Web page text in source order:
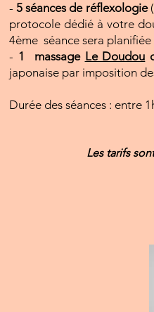
-5 séances de réflexologie
protocole dédié à votre
4ème séance sera
- 1 massage Le Doudou
japonaise par imposition
Durée des séances : entre
Les tarifs